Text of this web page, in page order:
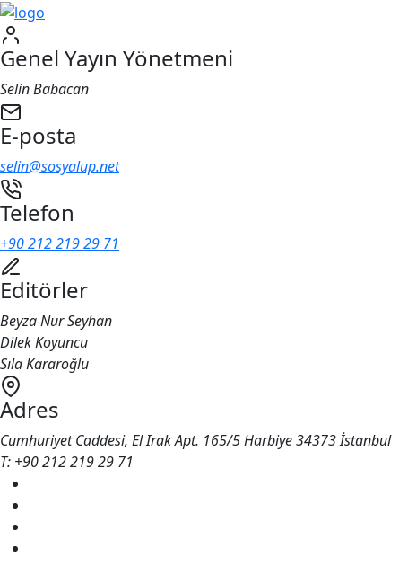
Genel Yayın Yönetmeni
Selin Babacan
E-posta
selin@sosyalup.net
Telefon
+90 212 219 29 71
Editörler
Beyza Nur Seyhan
Dilek Koyuncu
Sıla Kararoğlu
Adres
Cumhuriyet Caddesi, El Irak Apt. 165/5 Harbiye 34373 İstanbul
T: +90 212 219 29 71